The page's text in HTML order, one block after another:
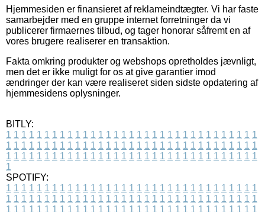
Hjemmesiden er finansieret af reklameindtægter. Vi har faste
samarbejder med en gruppe internet forretninger da vi
publicerer firmaernes tilbud, og tager honorar såfremt en af
vores brugere realiserer en transaktion.
Fakta omkring produkter og webshops opretholdes jævnligt,
men det er ikke muligt for os at give garantier imod
ændringer der kan være realiseret siden sidste opdatering af
hjemmesidens oplysninger.
BITLY:
1 1 1 1 1 1 1 1 1 1 1 1 1 1 1 1 1 1 1 1 1 1 1 1 1 1 1 1 1 1 1 1 1
1 1 1 1 1 1 1 1 1 1 1 1 1 1 1 1 1 1 1 1 1 1 1 1 1 1 1 1 1 1 1 1 1
1 1 1 1 1 1 1 1 1 1 1 1 1 1 1 1 1 1 1 1 1 1 1 1 1 1 1 1 1 1 1 1 1
1
SPOTIFY:
1 1 1 1 1 1 1 1 1 1 1 1 1 1 1 1 1 1 1 1 1 1 1 1 1 1 1 1 1 1 1 1 1
1 1 1 1 1 1 1 1 1 1 1 1 1 1 1 1 1 1 1 1 1 1 1 1 1 1 1 1 1 1 1 1 1
1 1 1 1 1 1 1 1 1 1 1 1 1 1 1 1 1 1 1 1 1 1 1 1 1 1 1 1 1 1 1 1 1